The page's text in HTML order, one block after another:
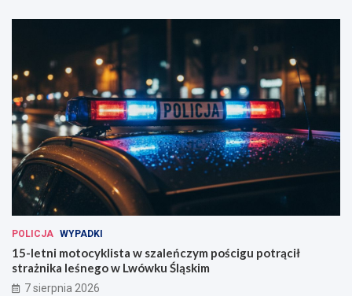
POLICJA WYPADKI
15-letni motocyklista w szaleńczym pościgu potrącił
strażnika leśnego w Lwówku Śląskim
7 sierpnia 2026